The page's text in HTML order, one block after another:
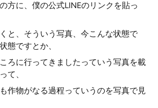
方に、僕の公式LINEのリンクを貼っ
と、そういう写真、今こんな状態で
態ですとか、
ろに行ってきましたっていう写真を載
て、
作物がなる過程っていうのを写真で見